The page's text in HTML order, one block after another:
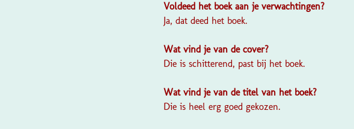
Voldeed het boek aan je verwachtingen?
Ja, dat deed het boek.
Wat vind je van de cover?
Die is schitterend, past bij het boek.
Wat vind je van de titel van het boek?
Die is heel erg goed gekozen.